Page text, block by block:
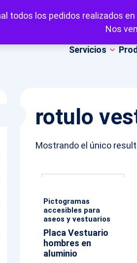
todos los pedidos realizados
Nos
Servicios
rotulo
Mostrando el único
Pictogramas
accesibles para
aseos y vestuarios
Placa Vestuario
hombres en
aluminio